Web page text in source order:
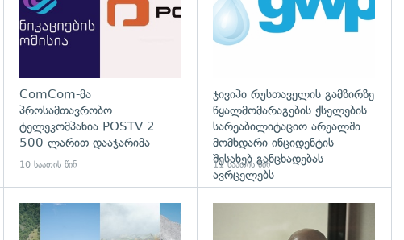
ComCom-მა
პროსამთავრობო
ტელეკომპანია POSTV 2
500 ლარით დააჯარიმა
10 საათის წინ
ჯივიპი რუსთაველის გამზირზე
წყალმომარაგების ქსელების
სარეაბილიტაციო არეალში
მომხდარი ინციდენტის
შესახებ განცხადებას
ავრცელებს
11 საათის წინ
გადახედვა